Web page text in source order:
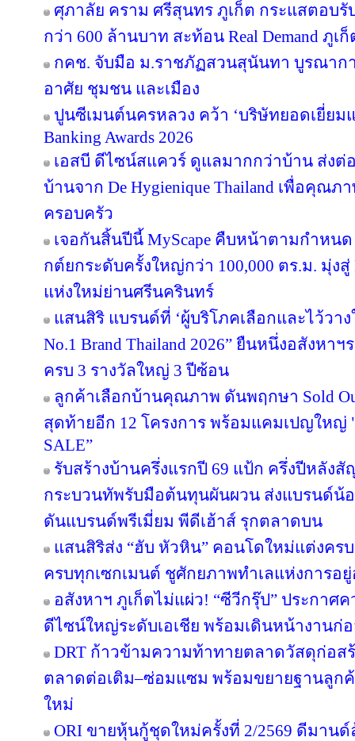
ศุภาลัย คราม ศรีสุนทร ภูเก็ต กระแสตอบรั
กว่า 600 ล้านบาท สะท้อน Real Demand ภูเ
กคช. จับมือ ม.ราชภัฏสวนสุนันทา บูรณา
อาศัย ชุมชน และเมือง
ปูนซีเมนต์นครหลวง คว้า ‘บริษัทยอดเยี่ยมแ
Banking Awards 2026
เอสบี ดีไซน์สแควร์ ดูแลมากกว่าบ้าน ส่ง
บ้านจาก De Hygienique Thailand เพื่อคุณ
ครอบครัว
เจอกันสิ้นปีนี้ MyScape คืบหน้าตามกำหน
กต์ยกระดับครั้งใหญ่กว่า 100,000 ตร.ม. มุ่งสู่
แห่งใหม่ย่านศรีนครินทร์
แสนสิริ แบรนด์ที่ ‘ผู้บริโภคเลือกและไว้วาง
No.1 Brand Thailand 2026” ยืนหนึ่งอสังหา
ครบ 3 รางวัลใหญ่ 3 ปีซ้อน
ลูกค้าเลือกบ้านคุณภาพ ดันพฤกษา Sold
สุดท้ายอีก 12 โครงการ พร้อมแคมเปญใหญ่
SALE”
รับสร้างบ้านครึ่งแรกปี 69 แป้ก ครึ่งปีหลั
กระบวนทัพรับมือต้นทุนผันผวน ส่งแบรนด์น้
ดันแบรนด์พรีเมี่ยม พีดีเฮ้าส์ รุกตลาดบน
แสนสิริส่ง “ฮับ หัวหิน” คอนโดใหม่แต่งคร
ครบทุกเซกเมนต์ ชูศักยภาพทำเลแห่งการอ
อสังหาฯ ภูเก็ตไม่แผ่ว! “ซีวีกรุ๊ป” ประกาศค
ดีไซน์ใหญ่ระดับเอเชีย พร้อมเดินหน้างานก่อ
DRT ก้าวข้ามความท้าทายตลาดวัสดุก่อสร้
ตลาดต่อเติม–ซ่อมแซม พร้อมขยายฐานลูก
ใหม่
ORI ขายหุ้นกู้ชุดใหม่ครั้งที่ 2/2569 ดีมาน